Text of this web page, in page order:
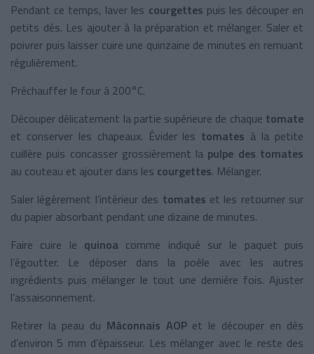
Pendant ce temps, laver les courgettes puis les découper en
petits dés. Les ajouter à la préparation et mélanger. Saler et
poivrer puis laisser cuire une quinzaine de minutes en remuant
régulièrement.
Préchauffer le four à 200°C.
Découper délicatement la partie supérieure de chaque tomate
et conserver les chapeaux. Évider les tomates à la petite
cuillère puis concasser grossièrement la pulpe des tomates
au couteau et ajouter dans les courgettes. Mélanger.
Saler légèrement l’intérieur des tomates et les retourner sur
du papier absorbant pendant une dizaine de minutes.
Faire cuire le quinoa comme indiqué sur le paquet puis
l’égoutter. Le déposer dans la poêle avec les autres
ingrédients puis mélanger le tout une dernière fois. Ajuster
l’assaisonnement.
Retirer la peau du Mâconnais AOP et le découper en dés
d’environ 5 mm d’épaisseur. Les mélanger avec le reste des